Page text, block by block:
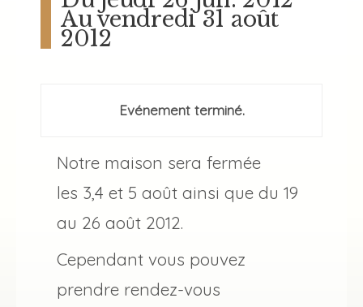
Au vendredi 31 août
2012
Evénement terminé.
Notre maison sera fermée
les 3,4 et 5 août ainsi que du 19
au 26 août 2012.
Cependant vous pouvez
prendre rendez-vous